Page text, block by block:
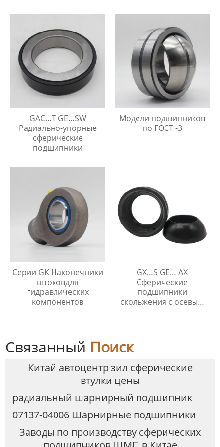
технического
GAC…T GE…SW
Радиально-упорные
сферические
подшипники
Модели подшипников
по ГОСТ -3
Серии GK Наконечники
штоковдля
гидравлических
компонентов
GX…S GE… AX
Сферические
подшипники
скольжения с осевым
Связанный Поиск
Китай автоцентр зил сферические
втулки цены
радиальный шарнирный подшипник
07137-04006 Шарнирные подшипники
Заводы по производству сферических